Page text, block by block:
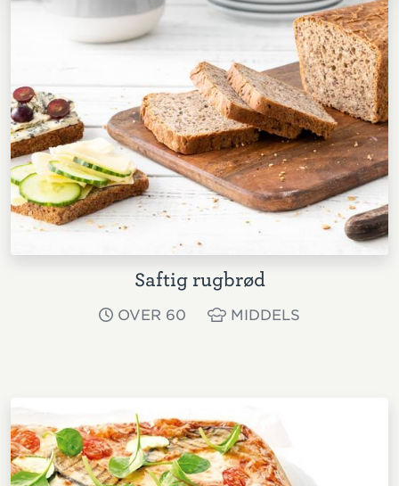
Saftig rugbrød
OVER 60 MIDDELS